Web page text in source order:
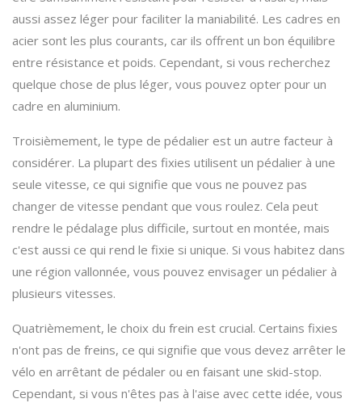
aussi assez léger pour faciliter la maniabilité. Les cadres en
acier sont les plus courants, car ils offrent un bon équilibre
entre résistance et poids. Cependant, si vous recherchez
quelque chose de plus léger, vous pouvez opter pour un
cadre en aluminium.
Troisièmement, le type de pédalier est un autre facteur à
considérer. La plupart des fixies utilisent un pédalier à une
seule vitesse, ce qui signifie que vous ne pouvez pas
changer de vitesse pendant que vous roulez. Cela peut
rendre le pédalage plus difficile, surtout en montée, mais
c'est aussi ce qui rend le fixie si unique. Si vous habitez dans
une région vallonnée, vous pouvez envisager un pédalier à
plusieurs vitesses.
Quatrièmement, le choix du frein est crucial. Certains fixies
n'ont pas de freins, ce qui signifie que vous devez arrêter le
vélo en arrêtant de pédaler ou en faisant une skid-stop.
Cependant, si vous n'êtes pas à l'aise avec cette idée, vous